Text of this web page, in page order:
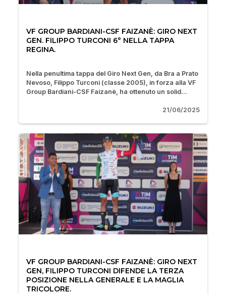
VF GROUP BARDIANI-CSF FAIZANÈ: GIRO NEXT
GEN. FILIPPO TURCONI 6° NELLA TAPPA
REGINA.
Nella penultima tappa del Giro Next Gen, da Bra a Prato
Nevoso, Filippo Turconi (classe 2005), in forza alla VF
Group Bardiani-CSF Faizanè, ha ottenuto un solid...
21/06/2025
VF GROUP BARDIANI-CSF FAIZANÈ: GIRO NEXT
GEN, FILIPPO TURCONI DIFENDE LA TERZA
POSIZIONE NELLA GENERALE E LA MAGLIA
TRICOLORE.